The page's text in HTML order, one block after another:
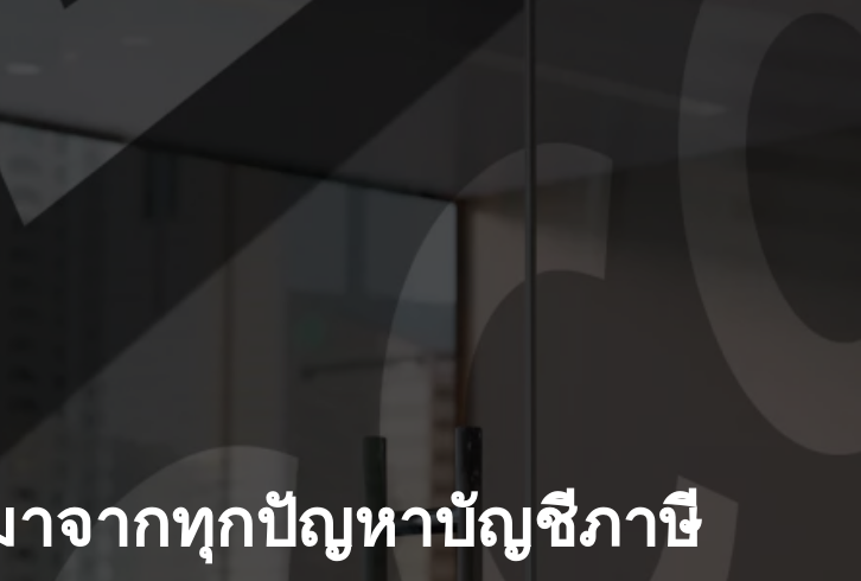
าจากทุกปัญหาบัญชีภาษี